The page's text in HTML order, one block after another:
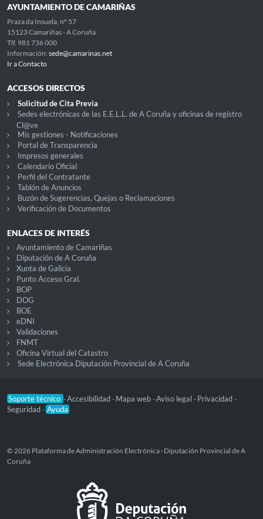
AYUNTAMIENTO DE CAMARIÑAS
Praza da Insuela, nº 57
15123 Camariñas - A Coruña
Tlf. 981 736 000
Información: sede@camarinas.net
Ir a Contacto
ACCESOS DIRECTOS
Solicitud de Cita Previa
Sedes electrónicas de las E.E.L.L. de A Coruña y oficinas de registro
Cl@ve
Mis gestiones - Notificaciones
Portal de Transparencia
Impresos generales
Calendario Oficial
Perfil del Contratante
Tablón de Anuncios
Buzón de Sugerencias, Quejas o Reclamaciones
Verificación de Documentos
ENLACES DE INTERÉS
Ayuntamiento de Camariñas
Diputación de A Coruña
Xunta de Galicia
Punto Acceso Gral.
BOP
DOG
BOE
eDNI
Validaciones
FNMT
Oficina Virtual del Catastro
Sede Electrónica Diputación Provincial de A Coruña
Soporte técnico -Accesibilidad - Mapa web -Aviso legal - Privacidad -
Seguridad - Ayuda
© 2026 Plataforma de Administración Electrónica · Diputación Provincial de A
Coruña